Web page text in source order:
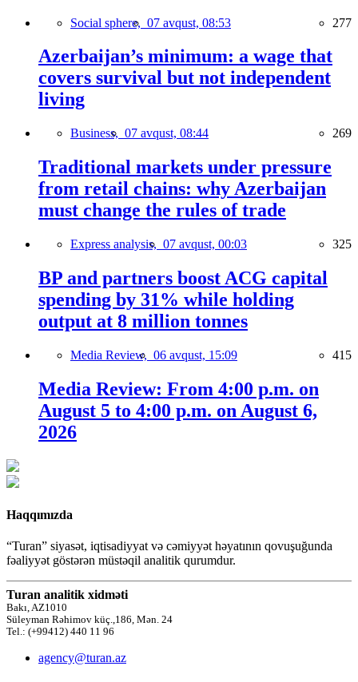
Social sphere, 07 avqust, 08:53 277
Azerbaijan’s minimum: a wage that
covers survival but not independent
living
Business, 07 avqust, 08:44 269
Traditional markets under pressure
from retail chains: why Azerbaijan
must change the rules of trade
Express analysis, 07 avqust, 00:03 325
BP and partners boost ACG capital
spending by 31% while holding
output at 8 million tonnes
Media Review, 06 avqust, 15:09 415
Media Review: From 4:00 p.m. on
August 5 to 4:00 p.m. on August 6,
2026
Haqqımızda
“Turan” siyasət, iqtisadiyyat və cəmiyyət həyatının qovuşuğunda
fəaliyyət göstərən müstəqil analitik qurumdur.
Turan analitik xidməti
Bakı, AZ1010
Süleyman Rəhimov küç.,186, Mən. 24
Tel.: (+99412) 440 11 96
agency@turan.az